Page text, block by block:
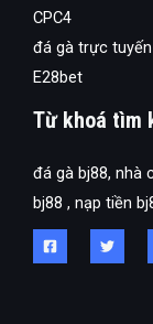
CPC4
đá gà trực tuyến
E28bet
Từ khoá tìm
đá gà bj88, nhà
bj88 , nạp tiền